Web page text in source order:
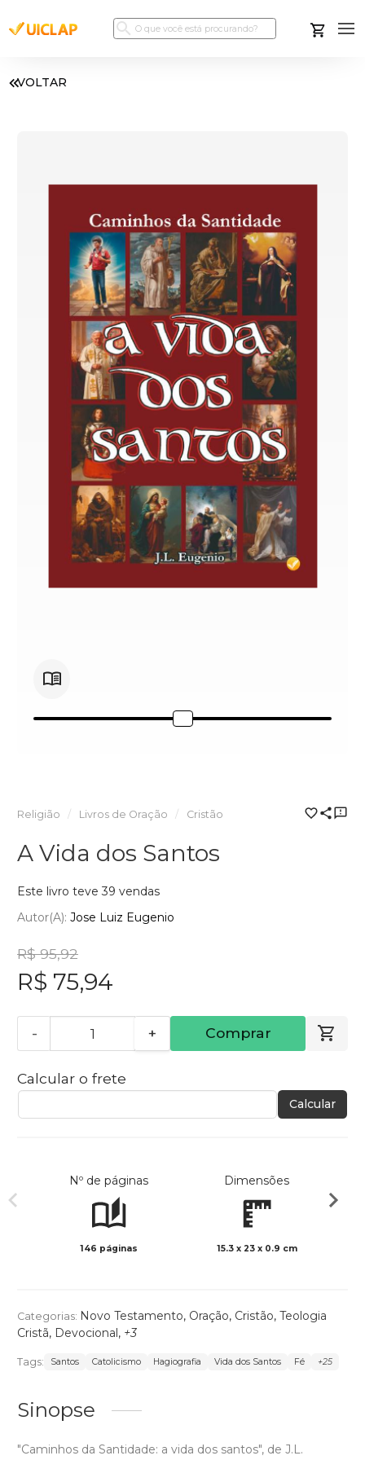
VOLTAR
Religião Livros de Oração Cristão
A Vida dos Santos
Este livro teve 39 vendas
Autor(a): Jose Luiz Eugenio
R$ 95,92
R$ 75,94
- + Comprar
Calcular o frete
Calcular
Nº de páginas
146 páginas
Dimensões
15.3 x 23 x 0.9 cm
Categorias: Novo Testamento, Oração, Cristão, Teologia
Cristã, Devocional , +3
Tags: Santos Catolicismo Hagiografia Vida dos Santos Fé +25
Sinopse
"Caminhos da Santidade: a vida dos santos", de J.L.